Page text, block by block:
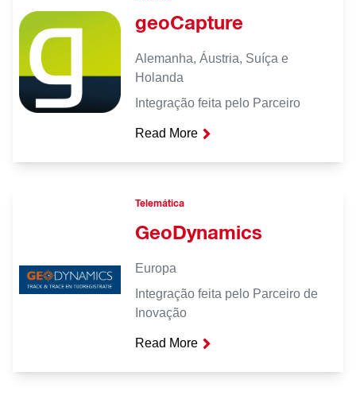
geoCapture
Alemanha, Áustria, Suíça e
Holanda
Integração feita pelo Parceiro
Read More
Telemática
GeoDynamics
Europa
Integração feita pelo Parceiro de
Inovação
Read More